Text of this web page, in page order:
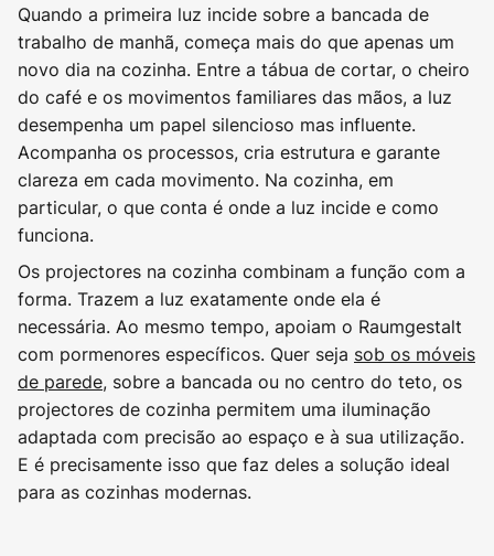
Quando a primeira luz incide sobre a bancada de
trabalho de manhã, começa mais do que apenas um
novo dia na cozinha. Entre a tábua de cortar, o cheiro
do café e os movimentos familiares das mãos, a luz
desempenha um papel silencioso mas influente.
Acompanha os processos, cria estrutura e garante
clareza em cada movimento. Na cozinha, em
particular, o que conta é onde a luz incide e como
funciona.
Os projectores na cozinha combinam a função com a
forma. Trazem a luz exatamente onde ela é
necessária. Ao mesmo tempo, apoiam o Raumgestalt
com pormenores específicos. Quer seja sob os móveis
de parede, sobre a bancada ou no centro do teto, os
projectores de cozinha permitem uma iluminação
adaptada com precisão ao espaço e à sua utilização.
E é precisamente isso que faz deles a solução ideal
para as cozinhas modernas.